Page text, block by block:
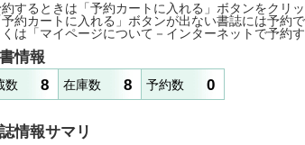
するときは「予約カートに入れる」ボタンをクリ
約カートに入れる」ボタンが出ない書誌には予約で
は「マイページについて－インターネットで予約
情報
数 8 在庫数 8 予約数 0
情報サマリ